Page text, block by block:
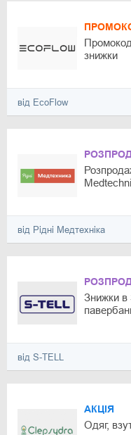
знижки
від EcoFlow
від Рідні Медтехніка
Знижки в
від S-TELL
АКЦІЯ
Одяг,